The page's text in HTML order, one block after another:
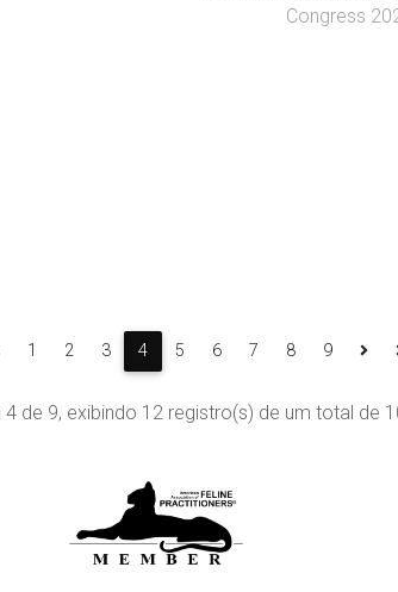
Congress
Anterior
1 2 3 4 5 6 7 8 9
4 de 9, exibindo 12 registro(s) de um total de